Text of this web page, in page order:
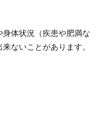
体状況（疾患や肥満な
ないことがあります。